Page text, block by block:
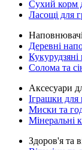
Сухий корм
Ласощі для
Деревні
Кукурудзяні
Солома та
Аксесуари
Іграшки для
Миски та
Мінеральні
Здоров'я та